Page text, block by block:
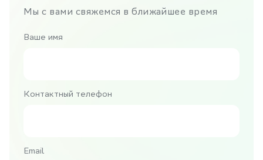
Мы с вами свяжемся в ближайшее время
Ваше имя
Контактный телефон
Email